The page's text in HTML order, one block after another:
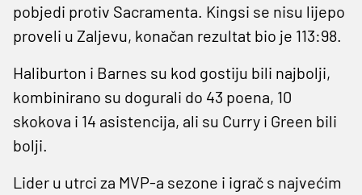
pobjedi protiv Sacramenta. Kingsi se nisu lijepo
proveli u Zaljevu, konačan rezultat bio je 113:98.
Haliburton i Barnes su kod gostiju bili najbolji,
kombinirano su dogurali do 43 poena, 10
skokova i 14 asistencija, ali su Curry i Green bili
bolji.
Lider u utrci za MVP-a sezone i igrač s najvećim